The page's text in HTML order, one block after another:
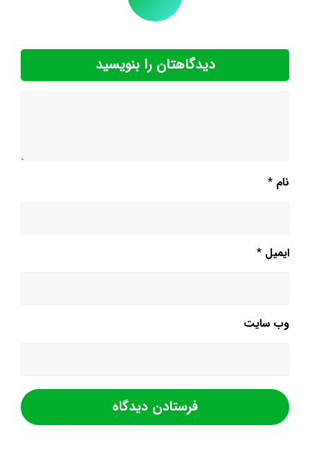
دیدگاهتان را بنویسید
نام *
ایمیل *
وب‌ سایت